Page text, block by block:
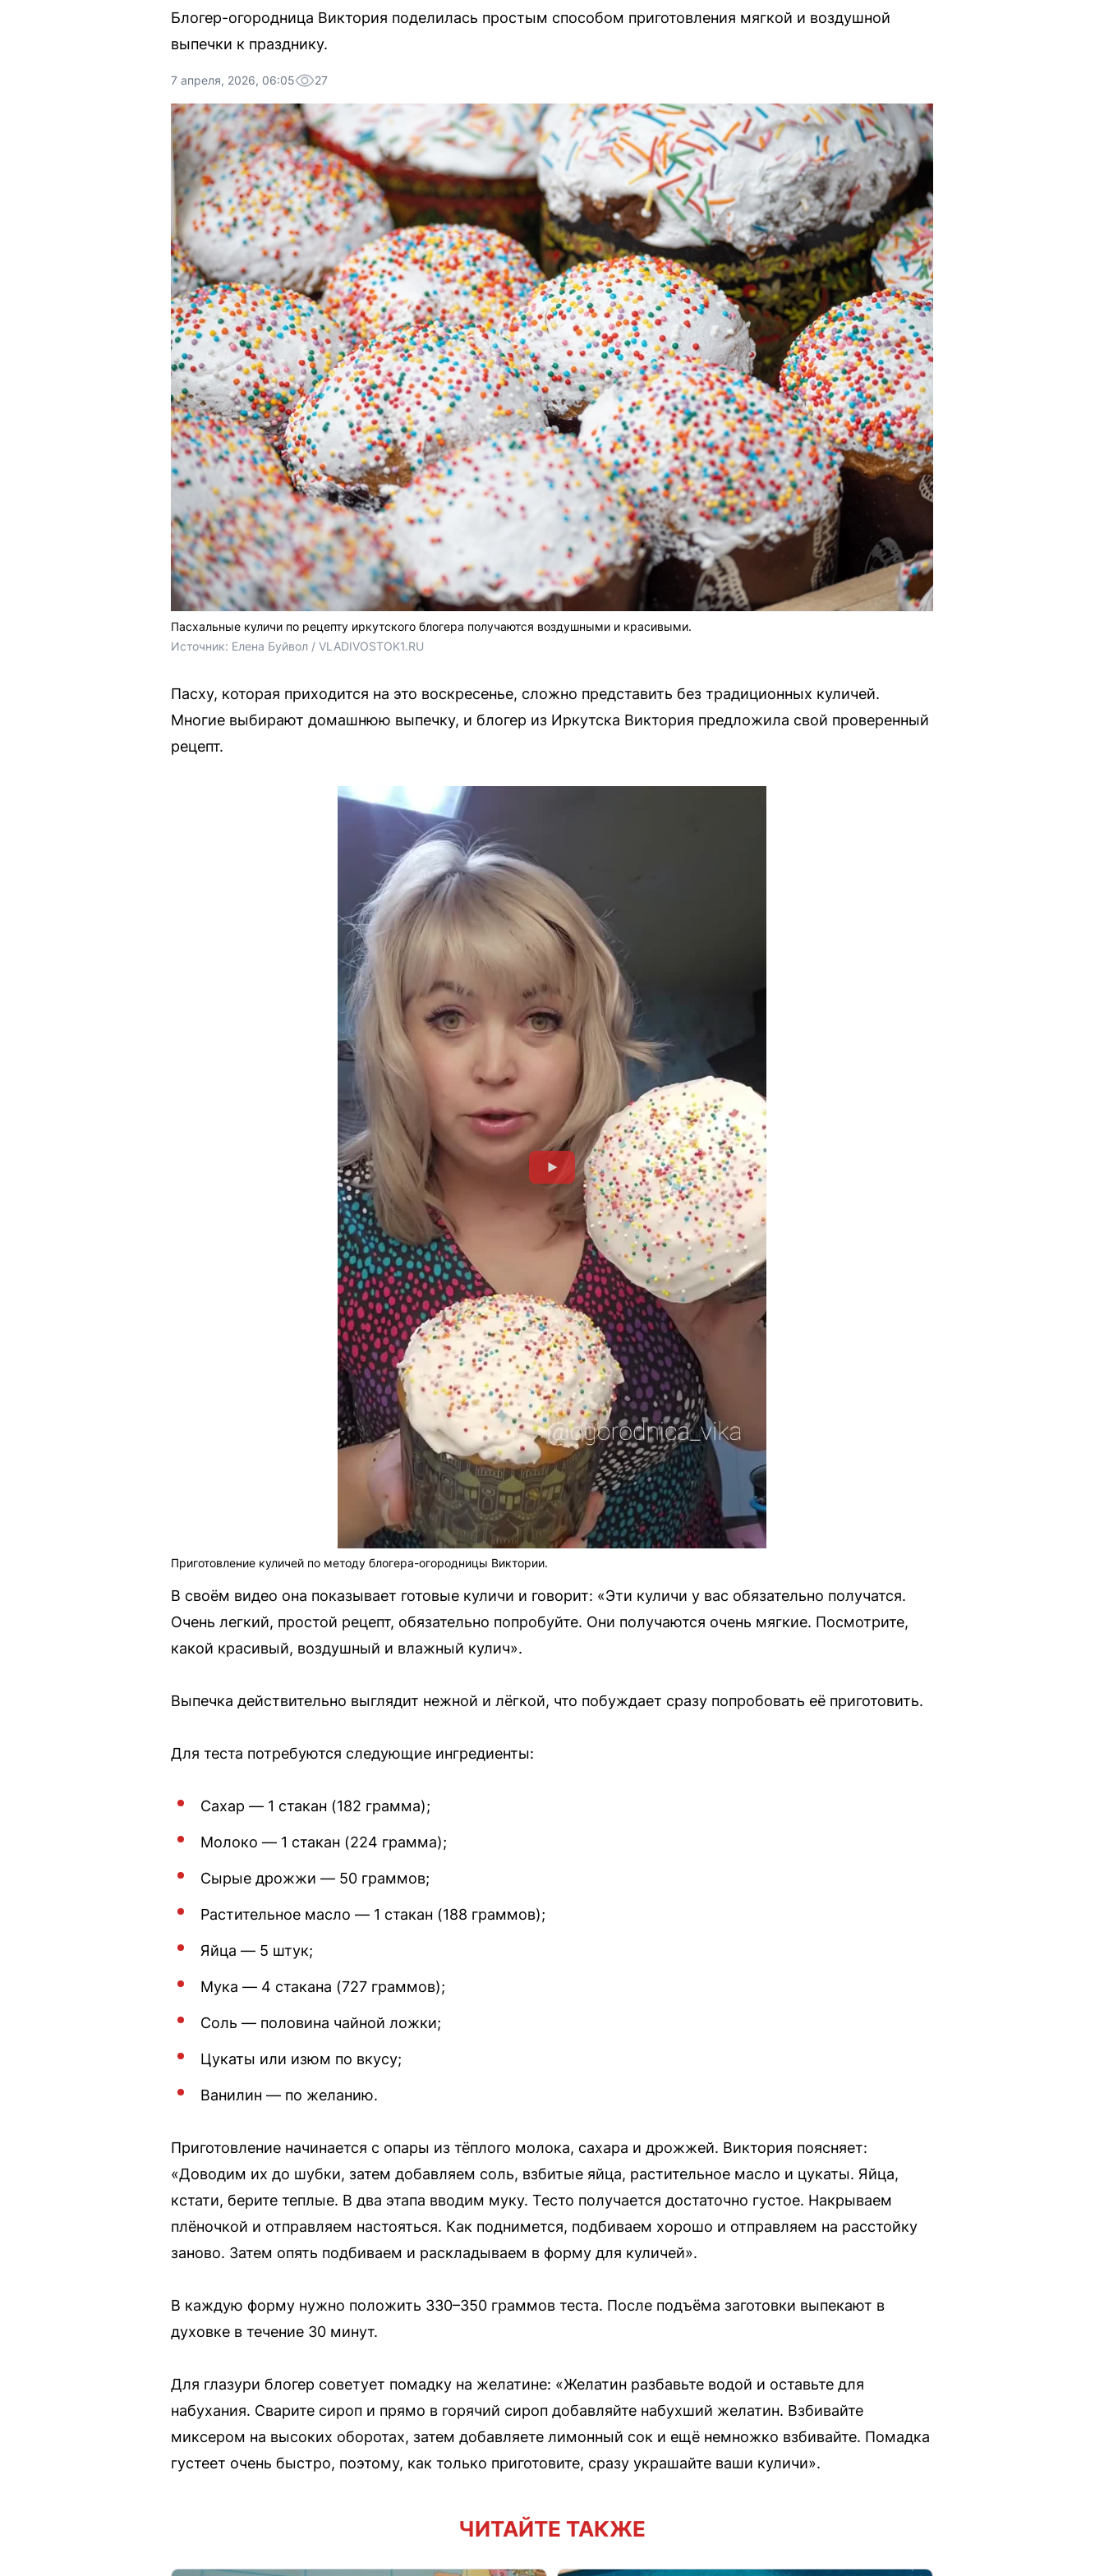
Блогер-огородница Виктория поделилась простым способом приготовления мягкой и воздушной
выпечки к празднику.
7 апреля, 2026, 06:05 27
Пасхальные куличи по рецепту иркутского блогера получаются воздушными и красивыми.
Источник: Елена Буйвол / VLADIVOSTOK1.RU
Пасху, которая приходится на это воскресенье, сложно представить без традиционных куличей.
Многие выбирают домашнюю выпечку, и блогер из Иркутска Виктория предложила свой проверенный
рецепт.
Приготовление куличей по методу блогера-огородницы Виктории.
В своём видео она показывает готовые куличи и говорит: «Эти куличи у вас обязательно получатся.
Очень легкий, простой рецепт, обязательно попробуйте. Они получаются очень мягкие. Посмотрите,
какой красивый, воздушный и влажный кулич».
Выпечка действительно выглядит нежной и лёгкой, что побуждает сразу попробовать её приготовить.
Для теста потребуются следующие ингредиенты:
Сахар — 1 стакан (182 грамма);
Молоко — 1 стакан (224 грамма);
Сырые дрожжи — 50 граммов;
Растительное масло — 1 стакан (188 граммов);
Яйца — 5 штук;
Мука — 4 стакана (727 граммов);
Соль — половина чайной ложки;
Цукаты или изюм по вкусу;
Ванилин — по желанию.
Приготовление начинается с опары из тёплого молока, сахара и дрожжей. Виктория поясняет:
«Доводим их до шубки, затем добавляем соль, взбитые яйца, растительное масло и цукаты. Яйца,
кстати, берите теплые. В два этапа вводим муку. Тесто получается достаточно густое. Накрываем
плёночкой и отправляем настояться. Как поднимется, подбиваем хорошо и отправляем на расстойку
заново. Затем опять подбиваем и раскладываем в форму для куличей».
В каждую форму нужно положить 330–350 граммов теста. После подъёма заготовки выпекают в
духовке в течение 30 минут.
Для глазури блогер советует помадку на желатине: «Желатин разбавьте водой и оставьте для
набухания. Сварите сироп и прямо в горячий сироп добавляйте набухший желатин. Взбивайте
миксером на высоких оборотах, затем добавляете лимонный сок и ещё немножко взбивайте. Помадка
густеет очень быстро, поэтому, как только приготовите, сразу украшайте ваши куличи».
ЧИТАЙТЕ ТАКЖЕ